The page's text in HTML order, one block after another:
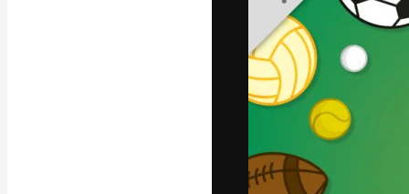
Platforma
najlepszych